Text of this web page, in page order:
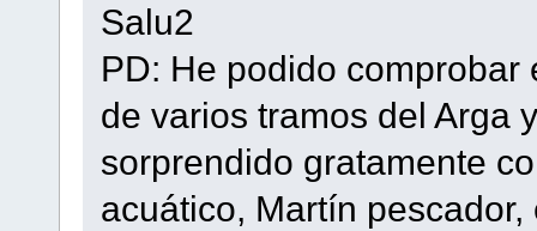
Salu2
PD: He podido
de varios tramos del Arga
sorprendido gratamente
acuático, Martín pescador,